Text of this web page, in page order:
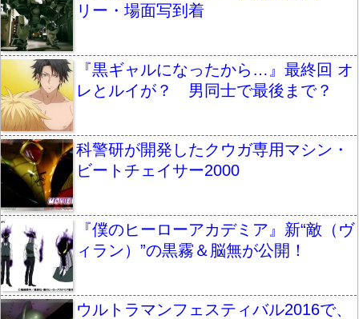
リー・場面写到着
『黒ギャルになったから…』最終回 オ
レとルイが？ 男同士で最後まで？
科警研が開発したクウガ専用マシン・
ビートチェイサー2000
『僕のヒーローアカデミア』新“敵（ヴ
ィラン）”の黒霧＆脳無が公開！
ウルトラマンフェスティバル2016で、